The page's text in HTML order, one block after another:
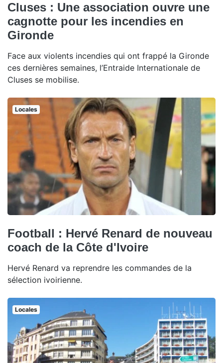
Cluses : Une association ouvre une
cagnotte pour les incendies en
Gironde
Face aux violents incendies qui ont frappé la Gironde
ces dernières semaines, l’Entraide Internationale de
Cluses se mobilise.
Locales
Football : Hervé Renard de nouveau
coach de la Côte d'Ivoire
Hervé Renard va reprendre les commandes de la
sélection ivoirienne.
Locales